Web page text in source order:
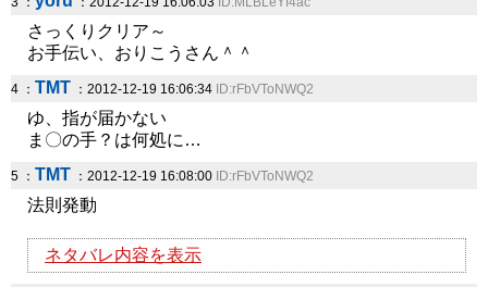
さっくりクリア～
お手伝い、おりこうさん＾＾
4 ： TMT ：2012-12-19 16:06:34 ID:rFbVToNWQ2
ゆ、指が届かない
ま〇の手？は何処に…
5 ： TMT ：2012-12-19 16:08:00 ID:rFbVToNWQ2
法則発動
ネタバレ内容を表示